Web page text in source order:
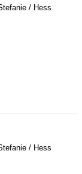
/ Hess
/ Hess